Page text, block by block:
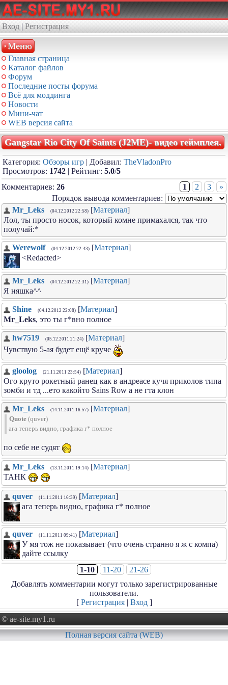
Вход | Регистрация
Меню
Главная страница
Каталог файлов
Форум
Последние посты форума
Всё для моддинга
Новости
Мини-чат
WEB версия сайта
Gangstar Rio City Of Saints (J2ME)- видео геймплея.
Категория: Обзоры игр | Добавил: TheVladonPro
Просмотров: 1742 | Рейтинг: 5.0/5
Комментариев: 26 1 2 3
»
Порядок вывода комментариев:
Mr_Leks
(04.12.2012 22:58) [Материал]
Лол, ты просто носок, который комне примахался, так что
получай:*
Werewolf (04.12.2012 22:43) [Материал]
<Redacted>
Mr_Leks (04.12.2012 22:31) [Материал]
Я няшка^^
Shine (04.12.2012 22:08) [Материал]
Mr_Leks, это ты г*вно полное
hw7519 (05.12.2011 21:24) [Материал]
Чувствую 5-ая будет ещё круче
gloolog (21.11.2011 23:54) [Материал]
Ого круто рокетный ранец как в андреасе кучя приколов типа
зомби и тд ...ето какойто Sains Row а не гта клон
Mr_Leks (14.11.2011 16:57) [Материал]
Quote (quver)
ага теперь видно, графика г* полное
по себе не судят
Mr_Leks (13.11.2011 19:14) [Материал]
ТАНК
quver (11.11.2011 16:39) [Материал]
ага теперь видно, графика г* полное
quver (11.11.2011 09:41) [Материал]
У мя тож не показывает (что очень странно я ж с компа)
дайте ссылку
1-10
11-20
21-26
Добавлять комментарии могут только зарегистрированные
пользователи.
[ Регистрация| Вход]
© ae-site.my1.ru
Полная версия сайта (WEB)